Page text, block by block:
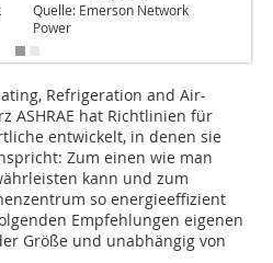
Quelle: Emerson Network
Power
Refrigeration and Air-
ASHRAE hat Richtlinien für
entwickelt, in denen sie
Zum einen wie man
kann und zum
so energieeffizient
Empfehlungen eigenen
Größe und unabhängig von